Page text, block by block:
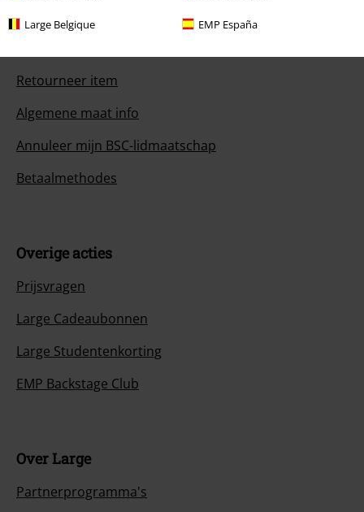
Large Belgique EMP España
Veelgestelde vragen
Retourneer item
Algemene maat info
Annuleer mijn BSC-lidmaatschap
Betaalmethodes
Overige acties
Prijsvragen
Large Cadeaubonnen
Large Studentenkorting
EMP Backstage Club
Over Large
Partnerprogramma's